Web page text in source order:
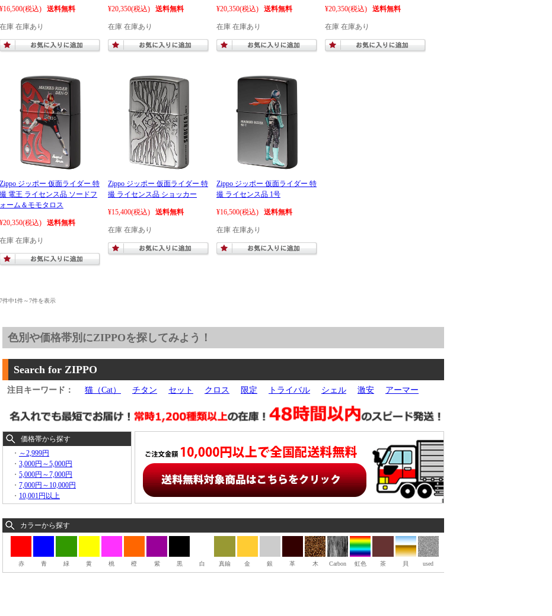
¥16,500(税込) 送料無料
在庫 在庫あり
¥20,350(税込) 送料無料
在庫 在庫あり
¥20,350(税込) 送料無料
在庫 在庫あり
¥20,350(税込) 送料無料
在庫 在庫あり
Zippo ジッポー 仮面ライダー 特
撮 電王 ライセンス品 ソードフ
ォーム＆モモタロス
¥20,350(税込) 送料無料
在庫 在庫あり
Zippo ジッポー 仮面ライダー 特
撮 ライセンス品 ショッカー
¥15,400(税込) 送料無料
在庫 在庫あり
Zippo ジッポー 仮面ライダー 特
撮 ライセンス品 1号
¥16,500(税込) 送料無料
在庫 在庫あり
7件中1件～7件を表示
Search for ZIPPO
注目キーワード： 猫（Cat） チタン セット クロス 限定 トライバル シェル 激安 アーマー
価格帯から探す
～2,999円
3,000円～5,000円
5,000円～7,000円
7,000円～10,000円
10,001円以上
カラーから探す
赤 青 緑 黄 桃 橙 紫 黒 白 真鍮 金 銀 革 木 Carbon 虹色 茶 貝 used